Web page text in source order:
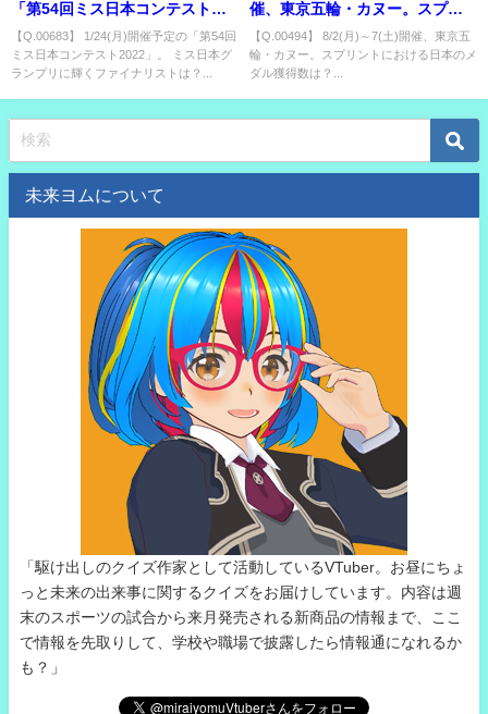
「第54回ミス日本コンテスト
2022」。 ミス日本グランプリに
輝くファイナリストは？
【Q.00683】 1/24(月)開催予定の「第54回
ミス日本コンテスト2022」。 ミス日本グ
ランプリに輝くファイナリストは？...
催、東京五輪・カヌー。スプリ
ントにおける日本のメダル獲得
数は？
【Q.00494】 8/2(月)～7(土)開催、東京五
輪・カヌー。スプリントにおける日本のメ
ダル獲得数は？...
未来ヨムについて
「駆け出しのクイズ作家として活動しているVTuber。お昼にちょ
っと未来の出来事に関するクイズをお届けしています。内容は週
末のスポーツの試合から来月発売される新商品の情報まで、ここ
で情報を先取りして、学校や職場で披露したら情報通になれるか
も？」